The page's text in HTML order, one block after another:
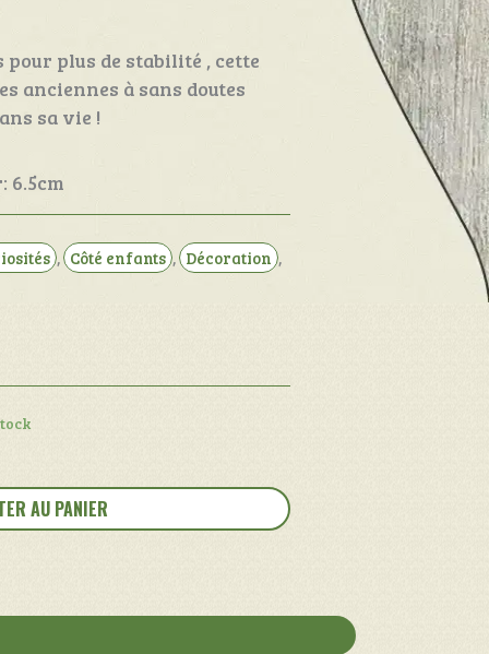
plus de stabilité , cette
anciennes à sans doutes
sa vie !
6.5cm
, Côté enfants , Décoration ,
AU PANIER